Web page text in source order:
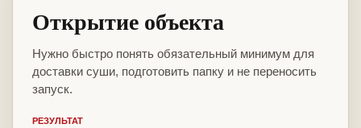
Открытие объекта
Нужно быстро понять обязательный минимум для
доставки суши, подготовить папку и не переносить
запуск.
РЕЗУЛЬТАТ